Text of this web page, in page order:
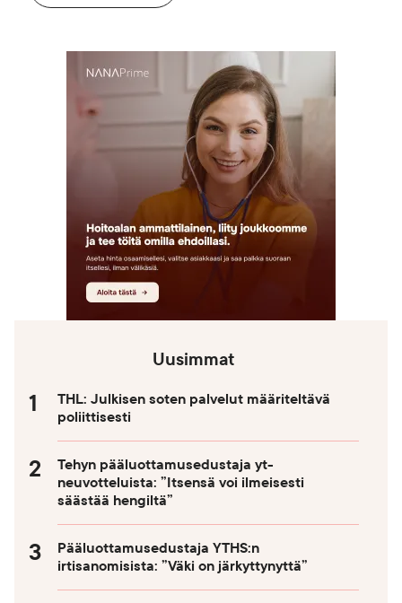
Uusimmat
THL: Julkisen soten palvelut määriteltävä
poliittisesti
Tehyn pääluottamusedustaja yt-
neuvotteluista: ”Itsensä voi ilmeisesti
säästää hengiltä”
Pääluottamusedustaja YTHS:n
irtisanomisista: ”Väki on järkyttynyttä”